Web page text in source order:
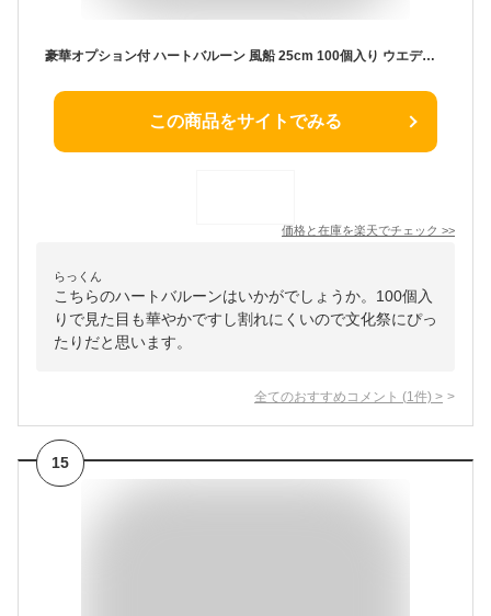
豪華オプション付 ハートバルーン 風船 25cm 100個入り ウエディング 飾り付け 誕生日 二次会 結婚式 前撮り パーティー イベント プロポーズ ゴム風船 割れにくい 大量 ぺたんこ配送 送料無料
この商品をサイトでみる
価格と在庫を楽天でチェック >>
らっくん
こちらのハートバルーンはいかがでしょうか。100個入
りで見た目も華やかですし割れにくいので文化祭にぴっ
たりだと思います。
全てのおすすめコメント (1 件) >
15